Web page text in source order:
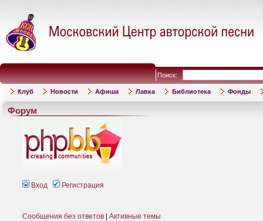
Поиск:
Клуб Новости Афиша Лавка Библиотека Фонды
Форум
Вход Регистрация
Сообщения без ответов Активные темы